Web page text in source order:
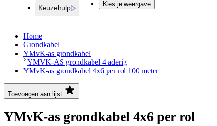
Keuzehulp Kies je weergave
Home
Grondkabel
YMvK-as grondkabel
YMVK-AS grondkabel 4 aderig
YMvK-as grondkabel 4x6 per rol 100 meter
Toevoegen aan lijst
YMvK-as grondkabel 4x6 per rol